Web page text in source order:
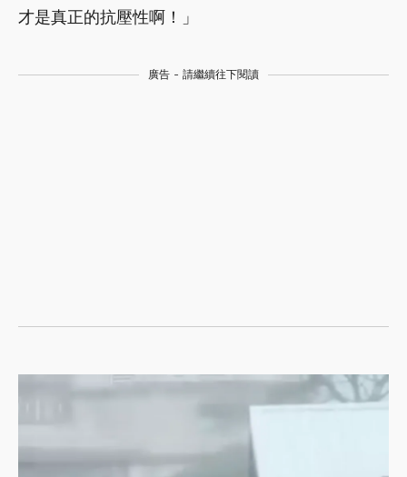
才是真正的抗壓性啊！」
廣告 - 請繼續往下閱讀